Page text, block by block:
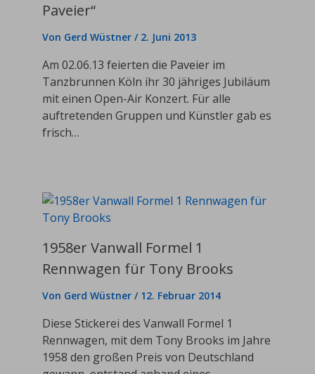
Paveier“
Von Gerd Wüstner / 2. Juni 2013
Am 02.06.13 feierten die Paveier im
Tanzbrunnen Köln ihr 30 jähriges Jubiläum
mit einen Open-Air Konzert. Für alle
auftretenden Gruppen und Künstler gab es
frisch…
1958er Vanwall Formel 1
Rennwagen für Tony Brooks
Von Gerd Wüstner / 12. Februar 2014
Diese Stickerei des Vanwall Formel 1
Rennwagen, mit dem Tony Brooks im Jahre
1958 den großen Preis von Deutschland